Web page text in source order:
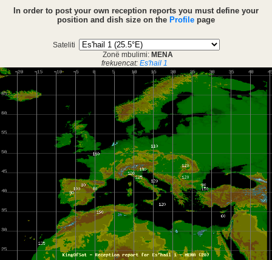
In order to post your own reception reports you must define your
position and dish size on the Profile page
Sateliti
Zonë mbulimi: MENA
frekuencat: Es'hail 1